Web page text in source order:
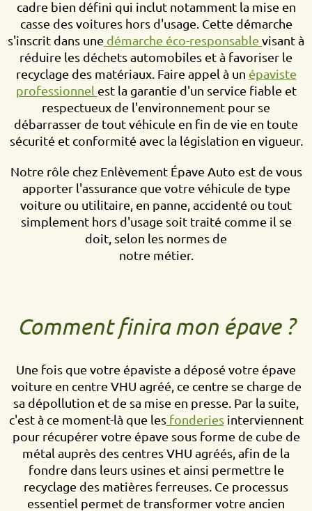
cadre bien défini qui inclut notamment la mise en
casse des voitures hors d'usage. Cette démarche
s'inscrit dans une démarche éco-responsable visant à
réduire les déchets automobiles et à favoriser le
recyclage des matériaux. Faire appel à un épaviste
professionnel est la garantie d'un service fiable et
respectueux de l'environnement pour se
débarrasser de tout véhicule en fin de vie en toute
sécurité et conformité avec la législation en vigueur.
Notre rôle chez Enlèvement Épave Auto est de vous
apporter l'assurance que votre véhicule de type
voiture ou utilitaire, en panne, accidenté ou tout
simplement hors d'usage soit traité comme il se
doit, selon les normes de
notre métier.
Comment finira mon épave ?
Une fois que votre épaviste a déposé votre épave
voiture en centre VHU agréé, ce centre se charge de
sa dépollution et de sa mise en presse. Par la suite,
c'est à ce moment-là que lesfonderiesinterviennent
pour récupérer votre épave sous forme de cube de
métal auprès des centres VHU agréés, afin de la
fondre dans leurs usines et ainsi permettre le
recyclage des matières ferreuses. Ce processus
essentiel permet de transformer votre ancien